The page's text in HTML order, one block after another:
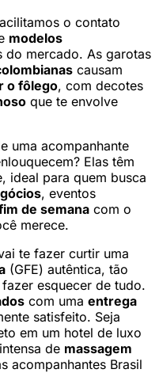
o contato
modelos
do mercado. As garotas
causam
o fôlego, com decotes
que te envolve
uma acompanhante
Elas têm
ideal para quem busca
, eventos
de semana com o
merece.
te fazer curtir uma
(GFE) autêntica, tão
esquecer de tudo.
com uma entrega
satisfeito. Seja
em um hotel de luxo
de massagem
acompanhantes Brasil